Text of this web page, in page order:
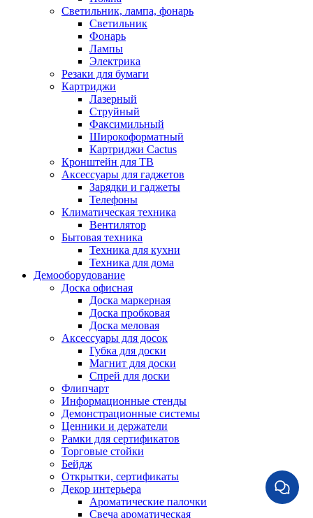
Светильник, лампа, фонарь
Светильник
Фонарь
Лампы
Электрика
Резаки для бумаги
Картриджи
Лазерный
Струйный
Факсимильный
Широкоформатный
Картриджи Cactus
Кронштейн для ТВ
Аксессуары для гаджетов
Зарядки и гаджеты
Телефоны
Климатическая техника
Вентилятор
Бытовая техника
Техника для кухни
Техника для дома
Демооборудование
Доска офисная
Доска маркерная
Доска пробковая
Доска меловая
Аксессуары для досок
Губка для доски
Магнит для доски
Спрей для доски
Флипчарт
Информационные стенды
Демонстрационные системы
Ценники и держатели
Рамки для сертификатов
Торговые стойки
Бейдж
Открытки, сертификаты
Декор интерьера
Ароматические палочки
Свеча ароматическая